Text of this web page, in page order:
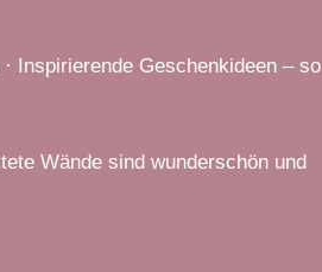
Inspirierende Geschenkideen – so
Wände sind wunderschön und